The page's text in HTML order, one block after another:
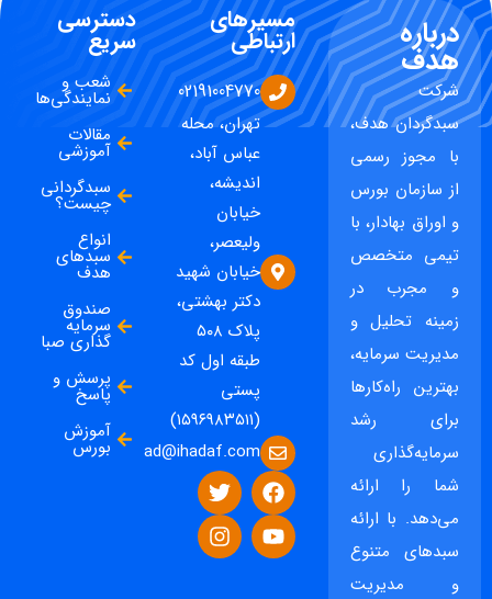
درباره
هدف
شرکت
سبدگردان هدف،
با مجوز رسمی
از سازمان بورس
و اوراق بهادار، با
تیمی متخصص
و مجرب در
زمینه تحلیل و
مدیریت سرمایه،
بهترین راه‌کارها
برای رشد
سرمایه‌گذاری
شما را ارائه
می‌دهد. با ارائه
سبدهای متنوع
و مدیریت
مسیرهای
ارتباطی
02191004770
تهران، محله
عباس آباد،
اندیشه،
خیابان
ولیعصر،
خیابان شهید
دکتر بهشتی،
پلاک ۵۰۸
طبقه اول کد
پستی
ad@ihadaf.com
دسترسی
سریع
شعب و
نمایندگی‌ها
مقالات
آموزشی
سبدگردانی
چیست؟
انواع
سبدهای
هدف
صندوق
سرمایه
گذاری صبا
پرسش و
پاسخ
آموزش
بورس